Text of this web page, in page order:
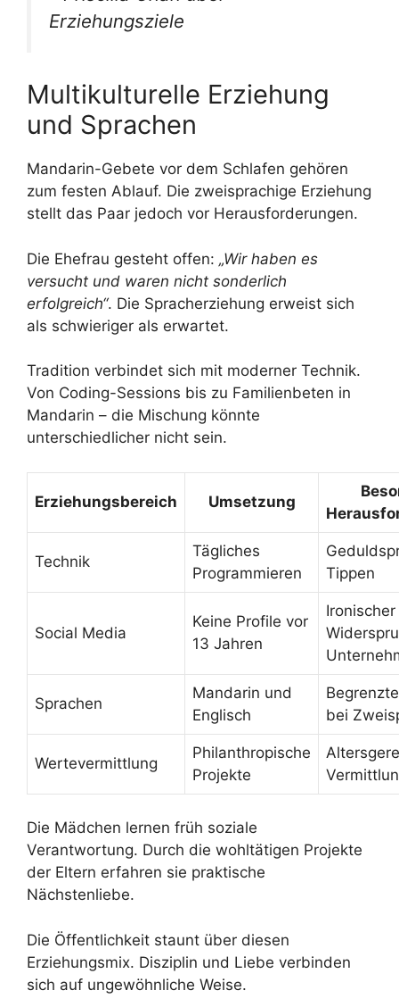
Erziehungsziele
Multikulturelle Erziehung
und Sprachen
Mandarin-Gebete vor dem Schlafen gehören
zum festen Ablauf. Die zweisprachige Erziehung
stellt das Paar jedoch vor Herausforderungen.
Die Ehefrau gesteht offen: „Wir haben es
versucht und waren nicht sonderlich
erfolgreich“. Die Spracherziehung erweist sich
als schwieriger als erwartet.
Tradition verbindet sich mit moderner Technik.
Von Coding-Sessions bis zu Familienbeten in
Mandarin – die Mischung könnte
unterschiedlicher nicht sein.
Erziehungsbereich Umsetzung
Technik
Tägliches
Programmieren
Tippen
Social Media
Keine Profile vor
13 Jahren
Ironischer
Sprachen
Mandarin und
Englisch
bei
Wertevermittlung
Philanthropische
Projekte
Die Mädchen lernen früh soziale
Verantwortung. Durch die wohltätigen Projekte
der Eltern erfahren sie praktische
Nächstenliebe.
Die Öffentlichkeit staunt über diesen
Erziehungsmix. Disziplin und Liebe verbinden
sich auf ungewöhnliche Weise.